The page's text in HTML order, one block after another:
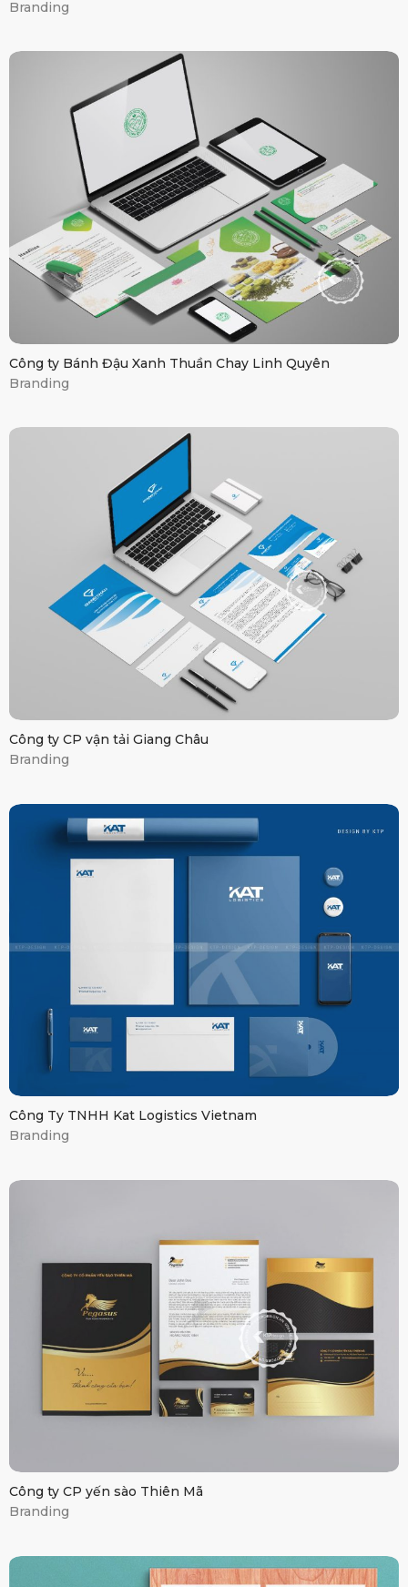
Bánh đậu xanh
Linh Quyên
Công ty Bánh Đậu Xanh Thuần Chay Linh Quyên
Branding
Vận tải Giang Châu
Công ty CP vận tải Giang Châu
Branding
KAT Logistics
Vietnam
Công Ty TNHH Kat Logistics Vietnam
Branding
Yến sào Thiên Mã
Công ty CP yến sào Thiên Mã
Branding